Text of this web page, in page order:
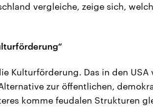
vergleiche, zeige sich,
Kulturförderung. Das in den
zur öffentlichen,
komme feudalen Strukturen